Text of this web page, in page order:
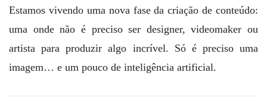
Estamos vivendo uma nova fase da criação de conteúdo:
uma onde não é preciso ser designer, videomaker ou
artista para produzir algo incrível. Só é preciso uma
imagem… e um pouco de inteligência artificial.